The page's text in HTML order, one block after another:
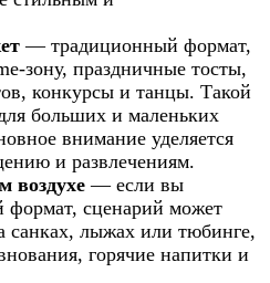
— традиционный формат,
зону, праздничные тосты,
конкурсы и танцы. Такой
больших и маленьких
внимание уделяется
и развлечениям.
воздухе — если вы
формат, сценарий может
санках, лыжах или тюбинге,
горячие напитки и